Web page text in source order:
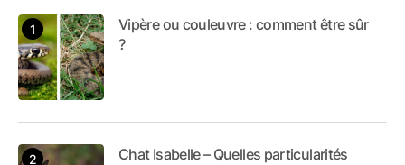
Vipère ou couleuvre : comment être sûr
?
Chat Isabelle – Quelles particularités